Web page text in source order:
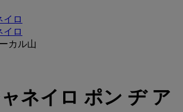
イロ
イロ
カル山
ネイロ ポン ヂ ア